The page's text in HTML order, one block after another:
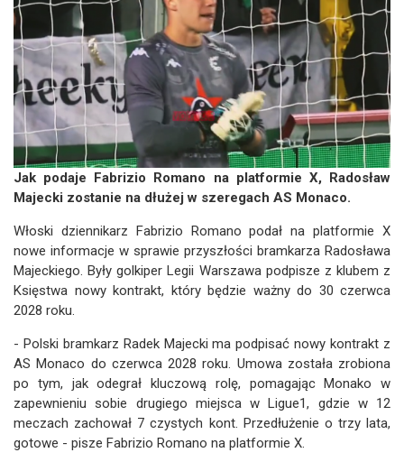
Jak podaje Fabrizio Romano na platformie X, Radosław
Majecki zostanie na dłużej w szeregach AS Monaco.
Włoski dziennikarz Fabrizio Romano podał na platformie X
nowe informacje w sprawie przyszłości bramkarza Radosława
Majeckiego. Były golkiper Legii Warszawa podpisze z klubem z
Księstwa nowy kontrakt, który będzie ważny do 30 czerwca
2028 roku.
- Polski bramkarz Radek Majecki ma podpisać nowy kontrakt z
AS Monaco do czerwca 2028 roku. Umowa została zrobiona
po tym, jak odegrał kluczową rolę, pomagając Monako w
zapewnieniu sobie drugiego miejsca w Ligue1, gdzie w 12
meczach zachował 7 czystych kont. Przedłużenie o trzy lata,
gotowe - pisze Fabrizio Romano na platformie X.